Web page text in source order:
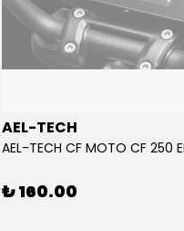
AEL-TECH
₺ 160.00